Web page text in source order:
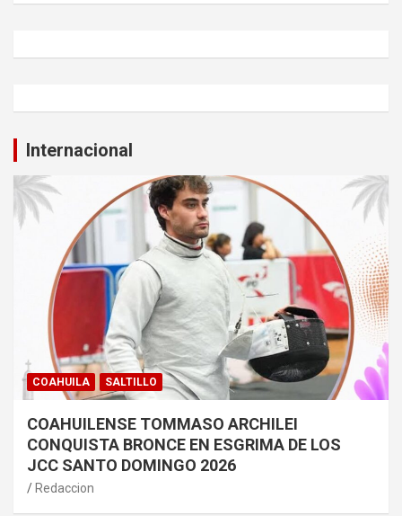
Internacional
COAHUILA SALTILLO
COAHUILENSE TOMMASO ARCHILEI
CONQUISTA BRONCE EN ESGRIMA DE LOS
JCC SANTO DOMINGO 2026
Redaccion